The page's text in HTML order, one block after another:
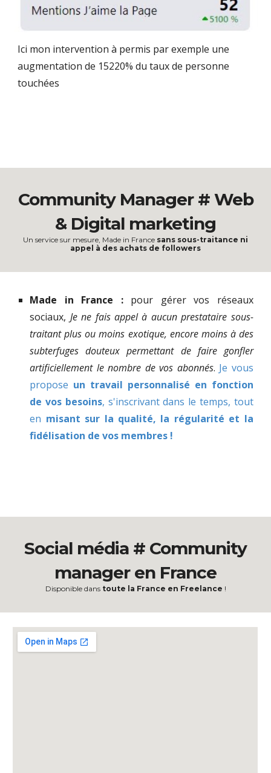
Ici mon intervention à permis par exemple une
augmentation de 15220% du taux de personne
touchées
Community Manager # Web
& Digital marketing
Un service sur mesure, Made in France sans sous-traitance ni
appel à des achats de followers
Made in France : pour gérer vos réseaux
sociaux, Je ne fais appel à aucun prestataire sous-
traitantplus ou moins exotique, encore moins à des
subterfuges douteux permettant de faire gonfler
artificiellement le nombre de vos abonnés. Je vous
propose un travail personnalisé en fonction
de vos besoins, s'inscrivant dans le temps, tout
en misant sur la qualité, la régularité et la
fidélisation de vos membres !
Social média # Community
manager en France
Disponible dans toute la France en Freelance !